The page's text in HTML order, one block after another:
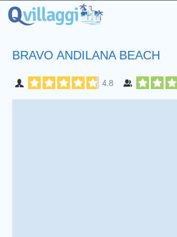
BRAVO ANDILANA BEACH
4.8